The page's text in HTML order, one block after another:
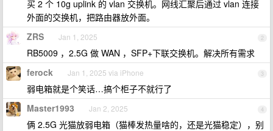
买 2 个 10g uplink 的 vlan 交换机。网线汇聚后通过 vlan 连接
外面的交换机，把路由器放外面。
2
ZRS Jan 1, 2025
RB5009 ，2.5G 做 WAN ，SFP+下联交换机。解决所有需求
3
ferock Jan 1, 2025 via iPhone
弱电箱就是个笑话…搞个柜子不就行了
4
Master1993 Jan 2, 2025
俩 2.5G 光猫放弱电箱（猫棒发热量啥的，还是光猫稳定），别